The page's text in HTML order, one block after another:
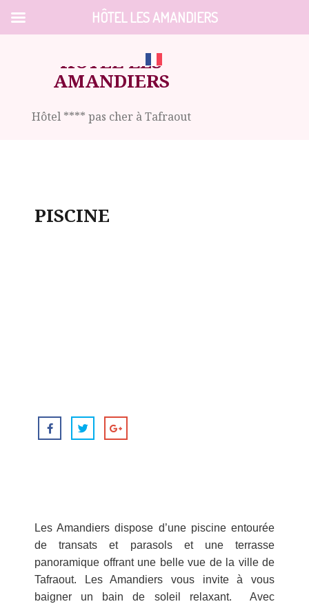
HÔTEL LES
AMANDIERS
Hôtel **** pas cher à Tafraout
PISCINE
Les Amandiers dispose d’une piscine entourée
de transats et parasols et une terrasse
panoramique offrant une belle vue de la ville de
Tafraout. Les Amandiers vous invite à vous
baigner un bain de soleil relaxant. Avec
HÔTEL LES AMANDIERS